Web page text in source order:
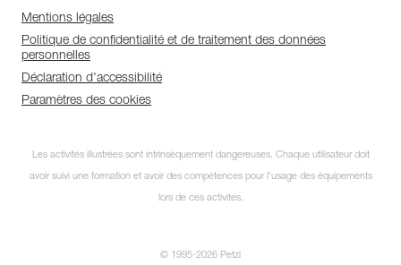
Mentions légales
Politique de confidentialité et de traitement des données
personnelles
Déclaration d'accessibilité
Paramètres des cookies
Les activités illustrées sont intrinsèquement dangereuses. Chaque utilisateur doit
avoir suivi une formation et avoir des compétences pour l’usage des équipements
lors de ces activités.
© 1995-2026 Petzl